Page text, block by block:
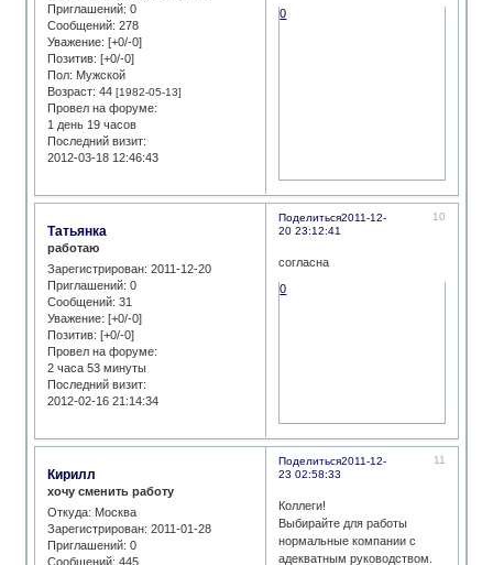
Приглашений: 0
Сообщений: 278
Уважение: [+0/-0]
Позитив: [+0/-0]
Пол: Мужской
Возраст: 44[1982-05-13]
Провел на форуме:
1 день 19 часов
Последний визит:
2012-03-18 12:46:43
0
Поделиться 10
2011-12-
20 23:12:41
Татьянка
работаю
Зарегистрирован: 2011-12-20
Приглашений: 0
Сообщений: 31
Уважение: [+0/-0]
Позитив: [+0/-0]
Провел на форуме:
2 часа 53 минуты
Последний визит:
2012-02-16 21:14:34
согласна
0
Поделиться 11
2011-12-
23 02:58:33
Кирилл
хочу сменить работу
Откуда: Москва
Зарегистрирован: 2011-01-28
Приглашений: 0
Сообщений: 445
Коллеги!
Выбирайте для работы
нормальные компании с
адекватным руководством.